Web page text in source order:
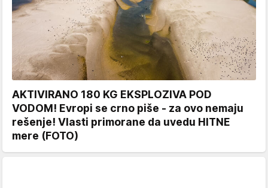
AKTIVIRANO 180 KG EKSPLOZIVA POD
VODOM! Evropi se crno piše - za ovo nemaju
rešenje! Vlasti primorane da uvedu HITNE
mere (FOTO)